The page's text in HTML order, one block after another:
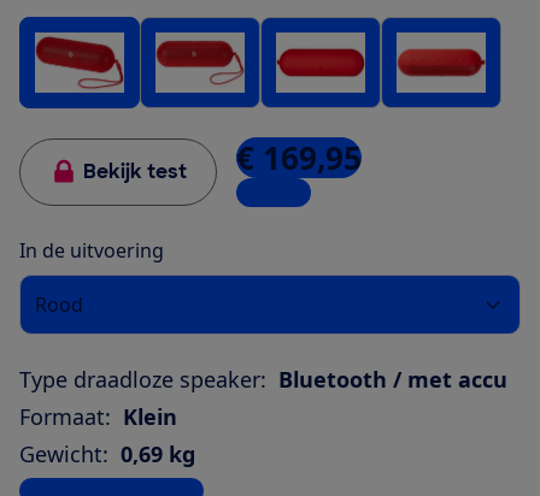
Bekijk test € 169,95
1 winkel
In de uitvoering
Rood
Type draadloze speaker: Bluetooth / met accu
Formaat: Klein
Gewicht: 0,69 kg
Bekijk alle specificaties